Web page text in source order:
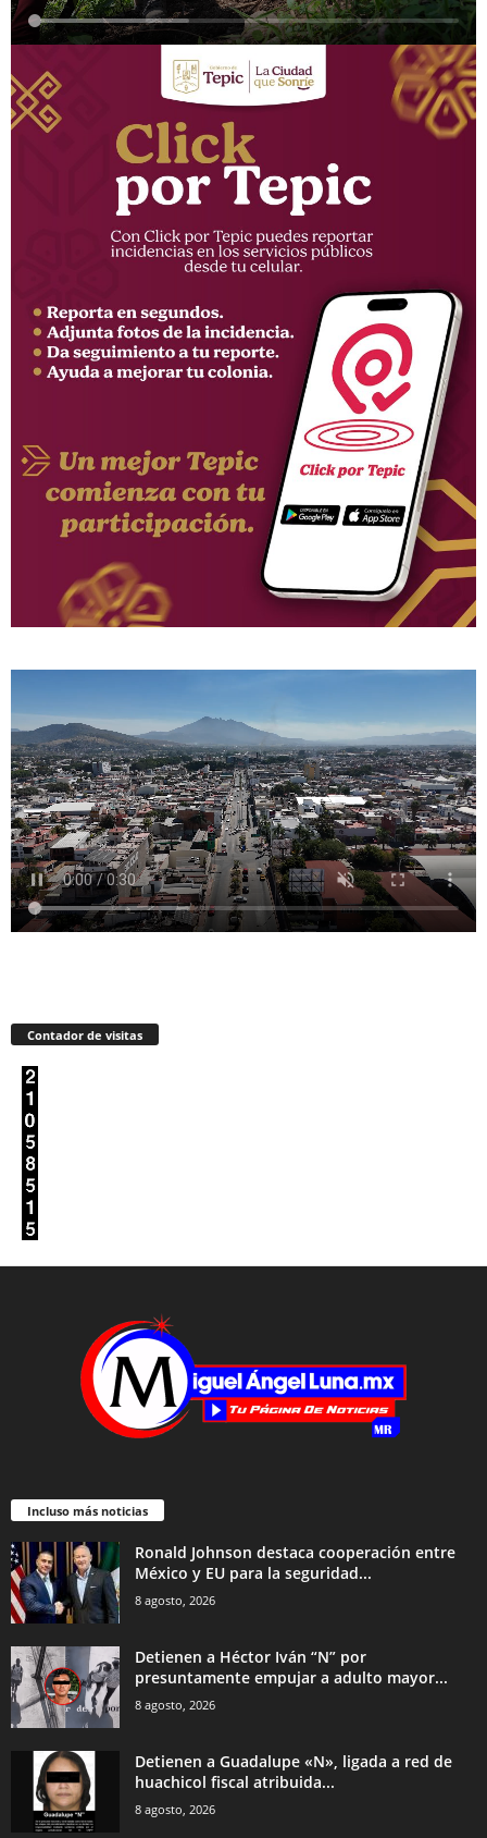
Contador de visitas
Incluso más noticias
Ronald Johnson destaca cooperación entre
México y EU para la seguridad...
8 agosto, 2026
Detienen a Héctor Iván “N” por
presuntamente empujar a adulto mayor...
8 agosto, 2026
Detienen a Guadalupe «N», ligada a red de
huachicol fiscal atribuida...
8 agosto, 2026